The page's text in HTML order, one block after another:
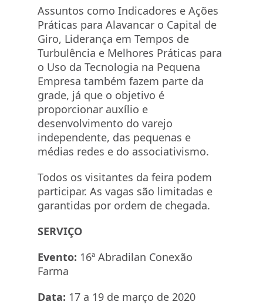
Assuntos como Indicadores e Ações
Práticas para Alavancar o Capital de
Giro, Liderança em Tempos de
Turbulência e Melhores Práticas para
o Uso da Tecnologia na Pequena
Empresa também fazem parte da
grade, já que o objetivo é
proporcionar auxílio e
desenvolvimento do varejo
independente, das pequenas e
médias redes e do associativismo.
Todos os visitantes da feira podem
participar. As vagas são limitadas e
garantidas por ordem de chegada.
SERVIÇO
Evento: 16ª Abradilan Conexão
Farma
Data: 17 a 19 de março de 2020